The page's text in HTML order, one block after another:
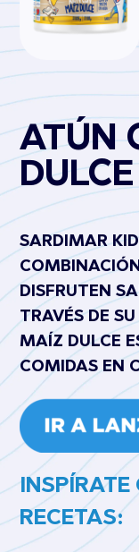
ATÚN
SARDIMAR
DISFRUTEN
TRAVÉS DE
MAÍZ DULCE
COMIDAS EN
INSPÍRATE
RECETAS: